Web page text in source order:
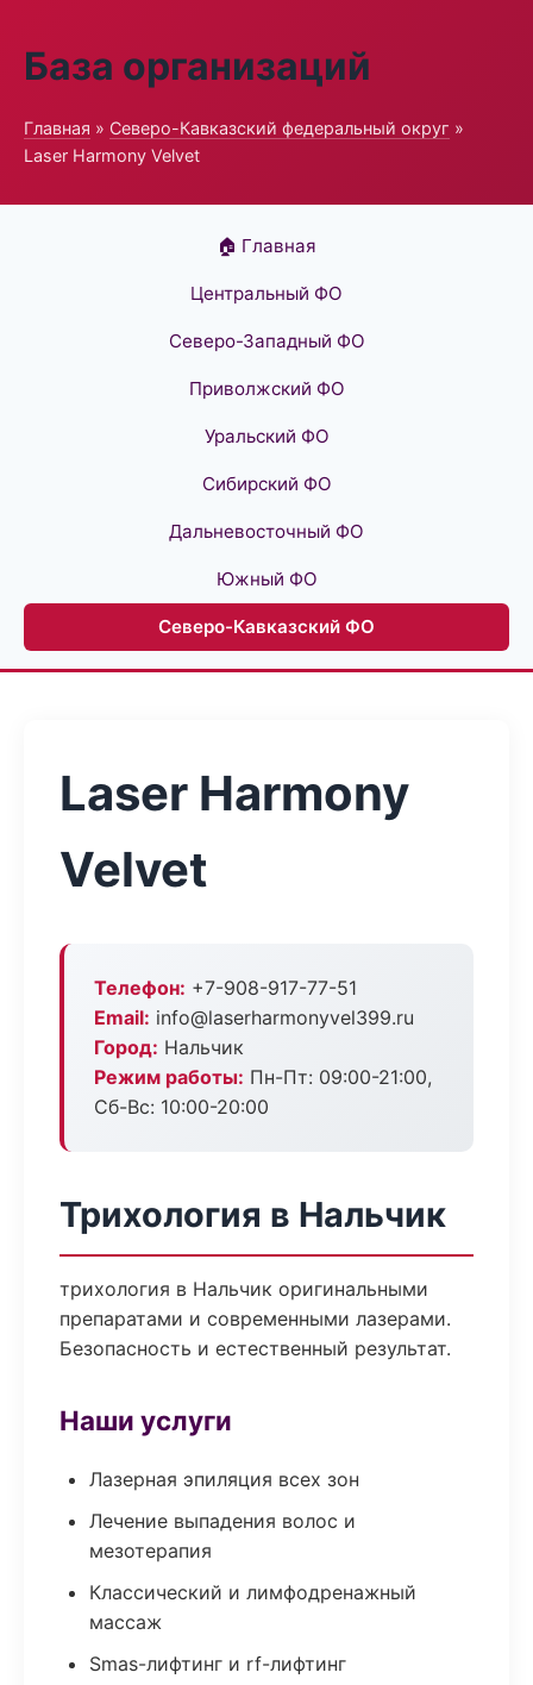
База организаций
Главная » Северо-Кавказский федеральный округ »
Laser Harmony Velvet
🏠 Главная
Центральный ФО
Северо-Западный ФО
Приволжский ФО
Уральский ФО
Сибирский ФО
Дальневосточный ФО
Южный ФО
Северо-Кавказский ФО
Laser Harmony
Velvet
Телефон: +7-908-917-77-51
Email: info@laserharmonyvel399.ru
Город: Нальчик
Режим работы: Пн-Пт: 09:00-21:00,
Сб-Вс: 10:00-20:00
Трихология в Нальчик
трихология в Нальчик оригинальными
препаратами и современными лазерами.
Безопасность и естественный результат.
Наши услуги
Лазерная эпиляция всех зон
Лечение выпадения волос и
мезотерапия
Классический и лимфодренажный
массаж
Smas-лифтинг и rf-лифтинг